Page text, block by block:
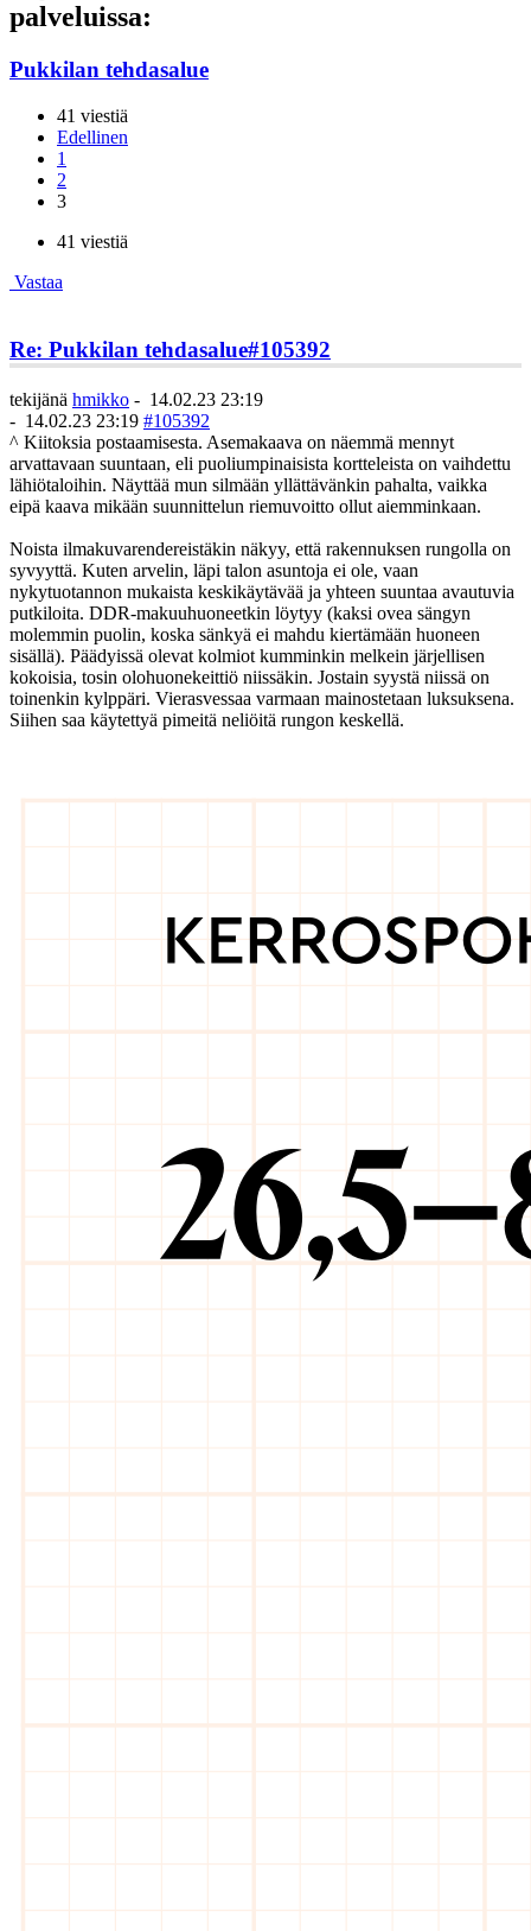
palveluissa:
Pukkilan tehdasalue
41 viestiä
Edellinen
1
2
3
41 viestiä
Vastaa
Re: Pukkilan tehdasalue#105392
tekijänä hmikko - 14.02.23 23:19
- 14.02.23 23:19 #105392
^ Kiitoksia postaamisesta. Asemakaava on näemmä mennyt
arvattavaan suuntaan, eli puoliumpinaisista kortteleista on vaihdettu
lähiötaloihin. Näyttää mun silmään yllättävänkin pahalta, vaikka
eipä kaava mikään suunnittelun riemuvoitto ollut aiemminkaan.
Noista ilmakuvarendereistäkin näkyy, että rakennuksen rungolla on
syvyyttä. Kuten arvelin, läpi talon asuntoja ei ole, vaan
nykytuotannon mukaista keskikäytävää ja yhteen suuntaa avautuvia
putkiloita. DDR-makuuhuoneetkin löytyy (kaksi ovea sängyn
molemmin puolin, koska sänkyä ei mahdu kiertämään huoneen
sisällä). Päädyissä olevat kolmiot kumminkin melkein järjellisen
kokoisia, tosin olohuonekeittiö niissäkin. Jostain syystä niissä on
toinenkin kylppäri. Vierasvessaa varmaan mainostetaan luksuksena.
Siihen saa käytettyä pimeitä neliöitä rungon keskellä.